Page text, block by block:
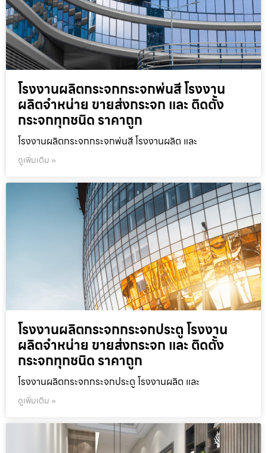
โรงงานผลิตกระจกกระจกพ่นสี โรงงาน
ผลิตจำหน่าย ขายส่งกระจก และ ติดตั้ง
กระจกทุกชนิด ราคาถูก
โรงงานผลิตกระจกกระจกพ่นสี โรงงานผลิต และ
ดูเพิ่มเติม »
โรงงานผลิตกระจกกระจกประตู โรงงาน
ผลิตจำหน่าย ขายส่งกระจก และ ติดตั้ง
กระจกทุกชนิด ราคาถูก
โรงงานผลิตกระจกกระจกประตู โรงงานผลิต และ
ดูเพิ่มเติม »